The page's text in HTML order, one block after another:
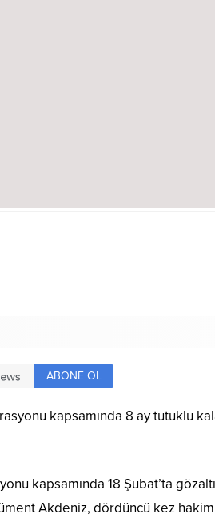
ABONE OL
kapsamında 8 ay tutuklu
kapsamında 18 Şubat’ta
Akdeniz, dördüncü kez hakim